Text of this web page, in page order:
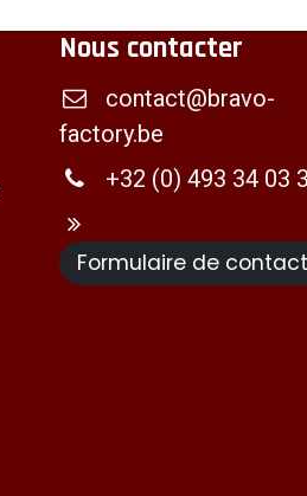
Nous contacter
contact@bravo-
factory.be
+32 (0) 493 34 03
Formulaire de